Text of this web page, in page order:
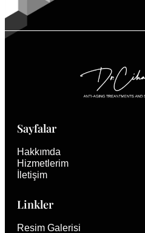
Sayfalar
Hakkımda
Hizmetlerim
İletişim
Linkler
Resim Galerisi